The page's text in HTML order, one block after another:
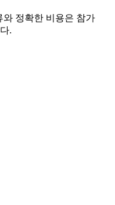
와 정확한 비용은 참가
.